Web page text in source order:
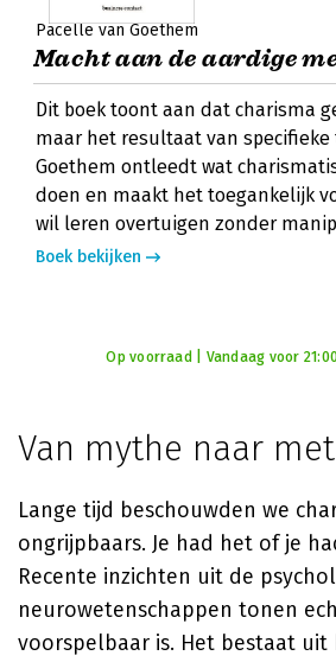
Pacelle van Goethem
Macht aan de aardige
Dit boek toont aan dat charisma
maar het resultaat van specifieke
Goethem ontleedt wat
doen en maakt het toegankelijk
wil leren overtuigen zonder
Boek bekijken
Op voorraad | Vandaag voor
Van mythe naar
Lange tijd beschouwden we
ongrijpbaars. Je had het of je
Recente inzichten uit de
neurowetenschappen tonen
voorspelbaar is. Het bestaat uit